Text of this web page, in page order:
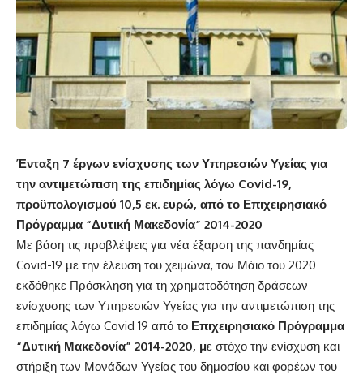
Ένταξη 7 έργων ενίσχυσης των Υπηρεσιών Υγείας για
την αντιμετώπιση της επιδημίας λόγω Covid-19,
προϋπολογισμού 10,5 εκ. ευρώ, από το Επιχειρησιακό
Πρόγραμμα “Δυτική Μακεδονία” 2014-2020
Με βάση τις προβλέψεις για νέα έξαρση της πανδημίας
Covid-19 με την έλευση του χειμώνα, τον Μάιο του 2020
εκδόθηκε Πρόσκληση για τη χρηματοδότηση δράσεων
ενίσχυσης των Υπηρεσιών Υγείας για την αντιμετώπιση της
επιδημίας λόγω Covid 19 από το Επιχειρησιακό Πρόγραμμα
“Δυτική Μακεδονία” 2014-2020, με στόχο την ενίσχυση και
στήριξη των Μονάδων Υγείας του δημοσίου και φορέων του